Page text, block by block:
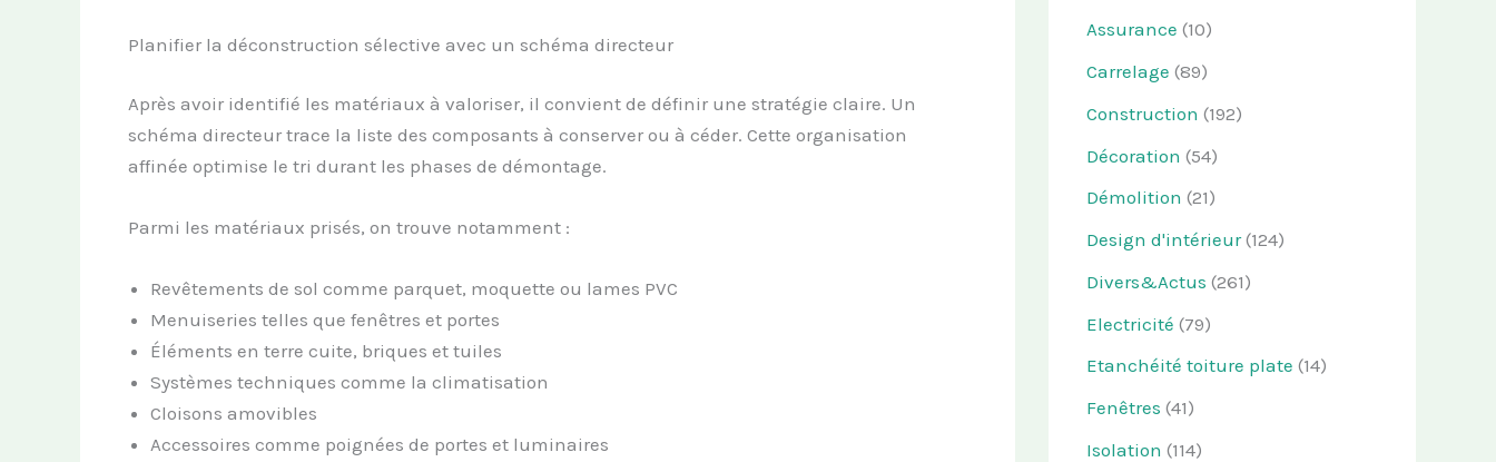
Planifier la déconstruction sélective avec un schéma directeur
Après avoir identifié les matériaux à valoriser, il convient de définir une stratégie claire. Un
schéma directeur trace la liste des composants à conserver ou à céder. Cette organisation
affinée optimise le tri durant les phases de démontage.
Parmi les matériaux prisés, on trouve notamment :
Revêtements de sol comme parquet, moquette ou lames PVC
Menuiseries telles que fenêtres et portes
Éléments en terre cuite, briques et tuiles
Systèmes techniques comme la climatisation
Cloisons amovibles
Accessoires comme poignées de portes et luminaires
Assurance (10)
Carrelage (89)
Construction (192)
Décoration (54)
Démolition (21)
Design d'intérieur(124)
Divers&Actus (261)
Electricité (79)
Etanchéité toiture plate (14)
Fenêtres (41)
Isolation (114)